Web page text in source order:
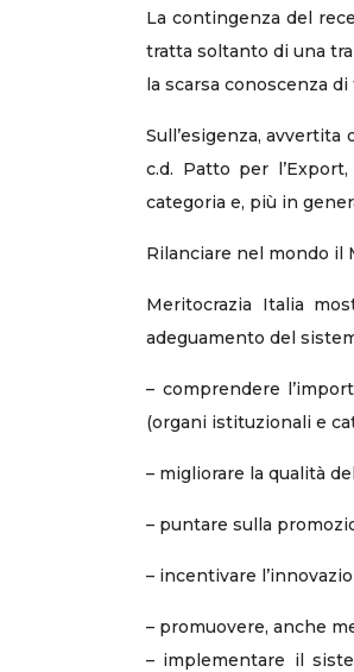
La contingenza del
tratta soltanto di una
la scarsa conoscenza
Sull’esigenza,
c.d. Patto per
categoria e, più in
Rilanciare nel mondo il
Meritocrazia Italia
adeguamento del
– comprendere
(organi istituzionali e
– migliorare la qualità
– puntare sulla
– incentivare
– promuovere, anche
– implementare il